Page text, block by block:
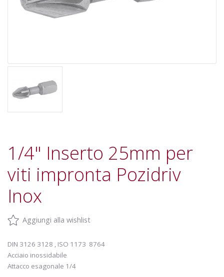
1/4" Inserto 25mm per
viti impronta Pozidriv
Inox
Aggiungi alla wishlist
DIN 3126 3128 , ISO 1173 8764
Acciaio inossidabile
Attacco esagonale 1/4